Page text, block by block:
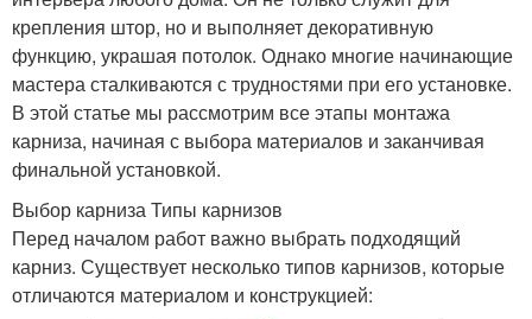
крепления штор, но и выполняет декоративную
функцию, украшая потолок. Однако многие начинающие
мастера сталкиваются с трудностями при его установке.
В этой статье мы рассмотрим все этапы монтажа
карниза, начиная с выбора материалов и заканчивая
финальной установкой.
Выбор карниза Типы карнизов
Перед началом работ важно выбрать подходящий
карниз. Существует несколько типов карнизов, которые
отличаются материалом и конструкцией: